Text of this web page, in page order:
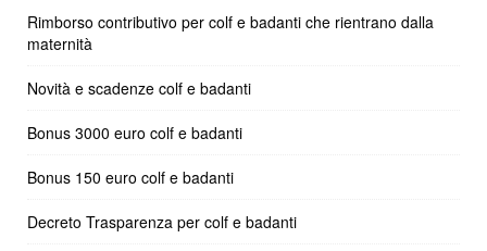
Rimborso contributivo per colf e badanti che rientrano dalla
maternità
Novità e scadenze colf e badanti
Bonus 3000 euro colf e badanti
Bonus 150 euro colf e badanti
Decreto Trasparenza per colf e badanti